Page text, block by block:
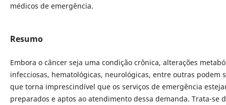
médicos de emergência.
Resumo
Embora o câncer seja uma condição crônica, alterações
infecciosas, hematológicas, neurológicas, entre outras podem
que torna imprescindível que os serviços de emergência
preparados e aptos ao atendimento dessa demanda. Trata-se